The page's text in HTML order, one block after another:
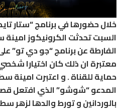
السبت تحدثت الكرونيكوز
الفارطة عن برنامج “جو دي تو”
معتبرة ان ذلك كان اختيارا
حماية للقناة . و اعتبرت امينة
المدعو “شوشو” الذي افتعل
بالوردانين و تورط والدها لزهر